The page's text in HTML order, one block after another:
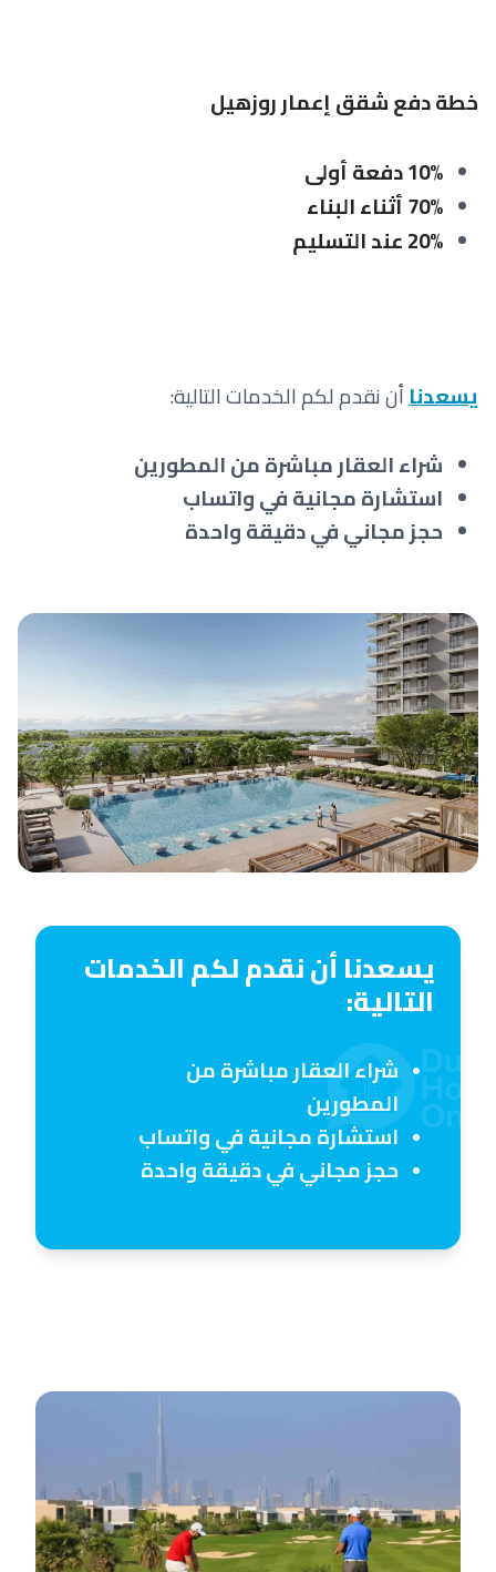
خطة دفع شقق إعمار روزهيل
10% دفعة أولى
70% أثناء البناء
20% عند التسليم
يسعدناأن نقدم لكم الخدمات التالية:
شراء العقار مباشرة من المطورين
استشارة مجانية في واتساب
حجز مجاني في دقيقة واحدة
يسعدنا أن نقدم لكم الخدمات
التالية:
شراء العقار مباشرة من
المطورين
استشارة مجانية في واتساب
حجز مجاني في دقيقة واحدة